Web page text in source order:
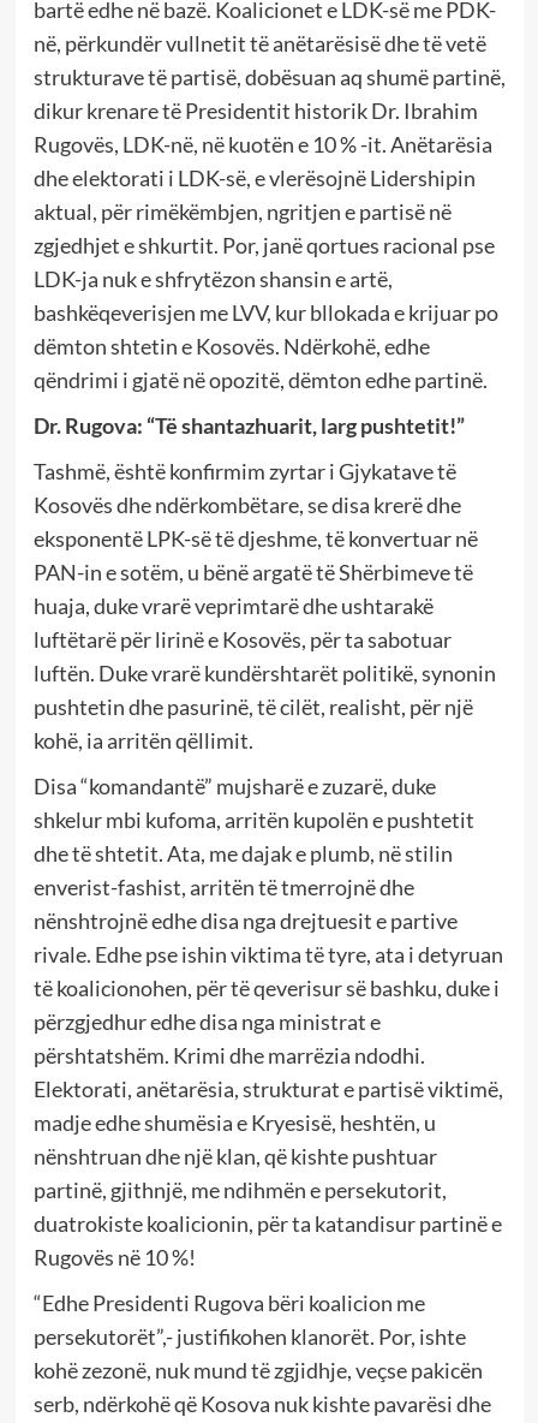
bartë edhe në bazë. Koalicionet e LDK-së me PDK-
në, përkundër vullnetit të anëtarësisë dhe të vetë
strukturave të partisë, dobësuan aq shumë partinë,
dikur krenare të Presidentit historik Dr. Ibrahim
Rugovës, LDK-në, në kuotën e 10 % -it. Anëtarësia
dhe elektorati i LDK-së, e vlerësojnë Lidershipin
aktual, për rimëkëmbjen, ngritjen e partisë në
zgjedhjet e shkurtit. Por, janë qortues racional pse
LDK-ja nuk e shfrytëzon shansin e artë,
bashkëqeverisjen me LVV, kur bllokada e krijuar po
dëmton shtetin e Kosovës. Ndërkohë, edhe
qëndrimi i gjatë në opozitë, dëmton edhe partinë.
Dr. Rugova: “Të shantazhuarit, larg pushtetit!”
Tashmë, është konfirmim zyrtar i Gjykatave të
Kosovës dhe ndërkombëtare, se disa krerë dhe
eksponentë LPK-së të djeshme, të konvertuar në
PAN-in e sotëm, u bënë argatë të Shërbimeve të
huaja, duke vrarë veprimtarë dhe ushtarakë
luftëtarë për lirinë e Kosovës, për ta sabotuar
luftën. Duke vrarë kundërshtarët politikë, synonin
pushtetin dhe pasurinë, të cilët, realisht, për një
kohë, ia arritën qëllimit.
Disa “komandantë” mujsharë e zuzarë, duke
shkelur mbi kufoma, arritën kupolën e pushtetit
dhe të shtetit. Ata, me dajak e plumb, në stilin
enverist-fashist, arritën të tmerrojnë dhe
nënshtrojnë edhe disa nga drejtuesit e partive
rivale. Edhe pse ishin viktima të tyre, ata i detyruan
të koalicionohen, për të qeverisur së bashku, duke i
përzgjedhur edhe disa nga ministrat e
përshtatshëm. Krimi dhe marrëzia ndodhi.
Elektorati, anëtarësia, strukturat e partisë viktimë,
madje edhe shumësia e Kryesisë, heshtën, u
nënshtruan dhe një klan, që kishte pushtuar
partinë, gjithnjë, me ndihmën e persekutorit,
duatrokiste koalicionin, për ta katandisur partinë e
Rugovës në 10 %!
“Edhe Presidenti Rugova bëri koalicion me
persekutorët”,- justifikohen klanorët. Por, ishte
kohë zezonë, nuk mund të zgjidhje, veçse pakicën
serb, ndërkohë që Kosova nuk kishte pavarësi dhe